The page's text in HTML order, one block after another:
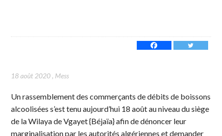
18 août 2020, Mess
Un rassemblement des commerçants de débits de boissons
alcoolisées s’est tenu aujourd’hui 18 août au niveau du siège
de la Wilaya de Vgayet {Béjaïa} afin de dénoncer leur
marginalisation par les autorités algériennes et demander